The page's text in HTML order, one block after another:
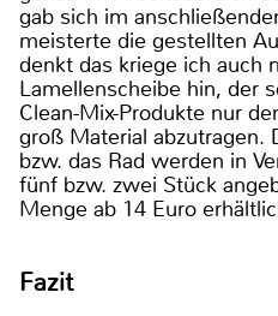
gab sich im
meisterte die gestellten
denkt das kriege ich auch
Lamellenscheibe hin, der
Clean-Mix-Produkte nur
groß Material abzutragen.
bzw. das Rad werden in
fünf bzw. zwei Stück
Menge ab 14 Euro
Fazit